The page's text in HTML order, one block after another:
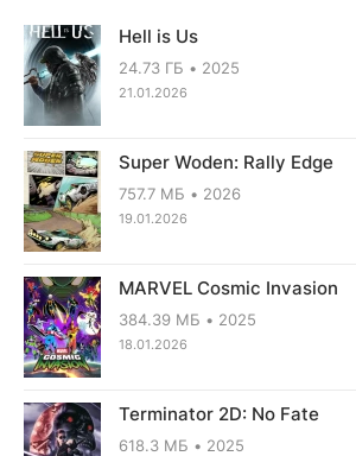
Hell is Us
24.73 ГБ 2025
21.01.2026
Super Woden: Rally Edge
757.7 МБ 2026
19.01.2026
MARVEL Cosmic Invasion
384.39 МБ 2025
18.01.2026
Terminator 2D: No Fate
618.3 МБ 2025